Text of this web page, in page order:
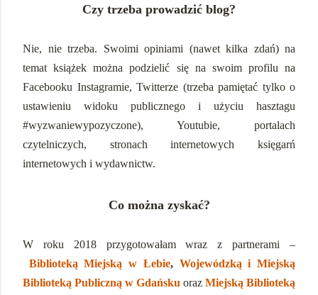
Czy trzeba prowadzić blog?
Nie, nie trzeba. Swoimi opiniami (nawet kilka zdań) na
temat książek można podzielić się na swoim profilu na
Facebooku Instagramie, Twitterze (trzeba pamiętać tylko o
ustawieniu widoku publicznego i użyciu hasztagu
#wyzwaniewypozyczone), Youtubie, portalach
czytelniczych, stronach internetowych księgarń
internetowych i wydawnictw.
Co można zyskać?
W roku 2018 przygotowałam wraz z partnerami –
Biblioteką Miejską w Łebie, Wojewódzką i Miejską
Biblioteką Publiczną w Gdańsku oraz Miejską Biblioteką